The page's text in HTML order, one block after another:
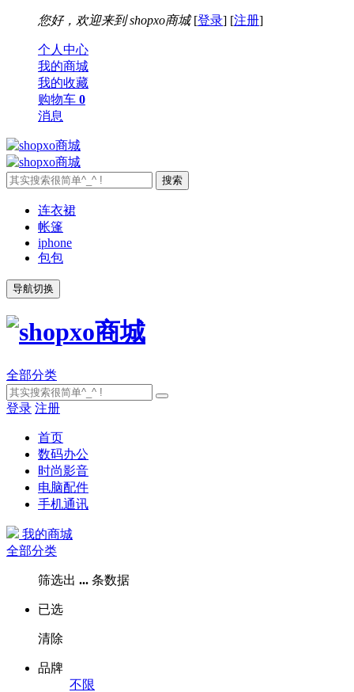
您好，欢迎来到 shopxo商城[登录] [注册]
个人中心
我的商城
我的收藏
购物车 0
消息
连衣裙
帐篷
iphone
包包
导航切换
全部分类
登录 注册
首页
数码办公
时尚影音
电脑配件
手机通讯
我的商城
全部分类
筛选出 ... 条数据
已选
清除
品牌
不限